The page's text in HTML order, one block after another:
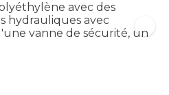
avec des
hydrauliques avec
vanne de sécurité, un